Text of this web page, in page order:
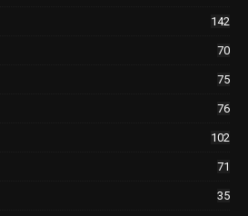
142
70
75
76
102
71
35